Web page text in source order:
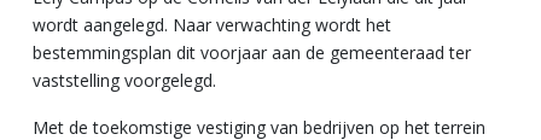
wordt aangelegd. Naar verwachting wordt het
bestemmingsplan dit voorjaar aan de gemeenteraad ter
vaststelling voorgelegd.
Met de toekomstige vestiging van bedrijven op het terrein